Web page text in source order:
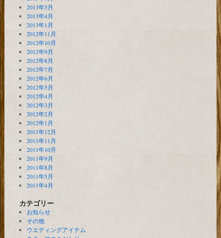
2013年5月
2013年4月
2013年1月
2012年11月
2012年10月
2012年9月
2012年8月
2012年7月
2012年6月
2012年5月
2012年4月
2012年3月
2012年2月
2012年1月
2011年12月
2011年11月
2011年10月
2011年9月
2011年8月
2011年5月
2011年4月
カテゴリー
お知らせ
その他
ウエディングアイテム